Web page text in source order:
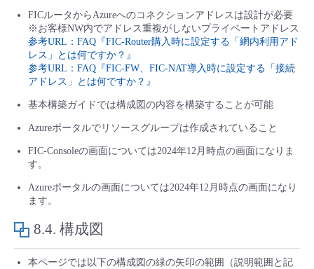
- Flexible InterConnect
- Flexible Remote Access
- vUTM2
FICルータからAzureへのコネクションアドレスは設計が必要
※お客様NW内でアドレス重複がしないプライベートアドレス
参考URL：FAQ『FIC-Router購入時に設定する「網内利用アド
レス」とは何ですか？』
参考URL：FAQ『FIC-FW、FIC-NAT導入時に設定する「接続
アドレス」とは何ですか？』
基本構築ガイドでは構成図の内容を構築することが可能
Azureポータルでリソースグループは作成されていること
FIC-Consoleの画面については2024年12月時点の画面になりま
す。
Azureポータルの画面については2024年12月時点の画面になり
ます。
8.4. 構成図
本ページでは以下の構成図の緑の矢印の範囲（説明範囲と記